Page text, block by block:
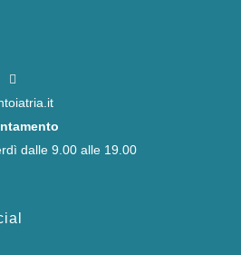
dalle 9.00 alle 19.00